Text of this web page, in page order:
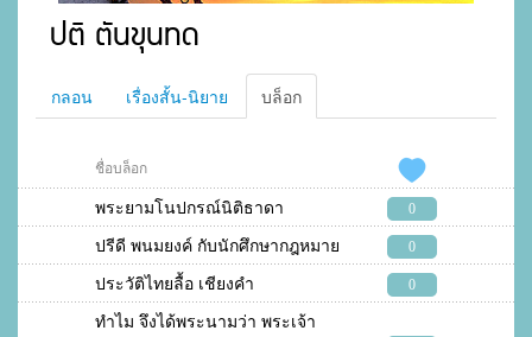
ปติ ตันขุนทด
กลอน เรื่องสั้น-นิยาย บล็อก
ชื่อบล็อก
พระยามโนปกรณ์นิติธาดา 0
ปรีดี พนมยงค์ กับนักศึกษากฎหมาย 0
ประวัติไทยลื้อ เชียงคำ 0
ทำไม จึงได้พระนามว่า พระเจ้า